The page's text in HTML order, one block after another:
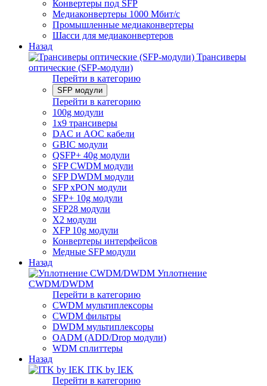
Конвертеры под SFP
Медиаконвертеры 1000 Мбит/с
Промышленные медиаконвертеры
Шасси для медиаконвертеров
Назад
Трансиверы
оптические (SFP-модули)
Перейти в категорию
SFP модули
Перейти в категорию
100g модули
1x9 трансиверы
DAC и AOC кабели
GBIC модули
QSFP+ 40g модули
SFP CWDM модули
SFP DWDM модули
SFP xPON модули
SFP+ 10g модули
SFP28 модули
X2 модули
XFP 10g модули
Конвертеры интерфейсов
Медные SFP модули
Назад
Уплотнение
CWDM/DWDM
Перейти в категорию
CWDM мультиплексоры
CWDM фильтры
DWDM мультиплексоры
OADM (ADD/Drop модули)
WDM сплиттеры
Назад
ITK by IEK
Перейти в категорию